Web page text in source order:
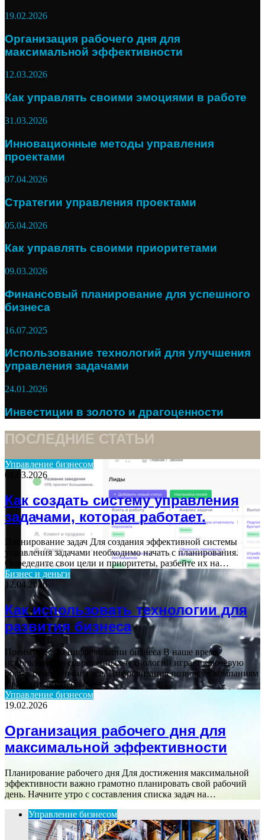
19.02.2026
Организация рабочего дня для
максимальной эффективности
12.03.2026
Как управлять своими эмоциями в работе
31.03.2026
Инновационные методы управления
проектами
07.04.2026
Стратегии управления проектами
05.04.2026
Как управлять своими приоритетами
09.03.2026
Финансовый планирование для успешного
бизнеса
16.07.2025
Использование технологий для улучшения
управления задачами
24.01.2026
Инвестиции в золото и драгоценности
ПОСЛЕДНИЕ СТАТЬИ
Управление бизнесом
01.03.2026
Как создать систему управления
задачами, которая работает.
Планирование задач Для создания эффективной системы
управления задачами необходимо начать с планирования.
Определите свои цели и приоритеты, разбейте их на…
Бизнес и деньги
12.04.2026
Как использовать технологии для
развития бизнеса
Преимущества цифровизации бизнеса В наше время
использование современных технологий играет ключевую
роль в развитии бизнеса. Цифровизация позволяет компаниям
улучшить процессы,…
Управление бизнесом
19.02.2026
Организация рабочего дня для
максимальной эффективности
Планирование рабочего дня Для достижения максимальной
эффективности важно грамотно планировать свой рабочий
день. Начните утро с составления списка задач на…
Управление бизнесом